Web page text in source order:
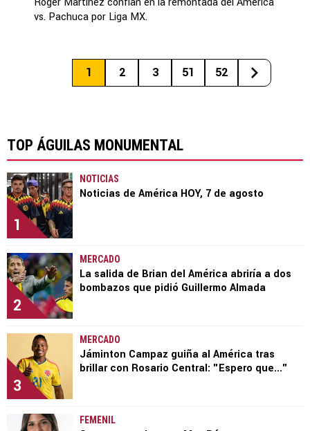
vs. Pachuca por Liga MX.
1 2 3 51 52
TOP ÁGUILAS MONUMENTAL
1
NOTICIAS
Noticias de América HOY, 7 de agosto
2
MERCADO
La salida de Brian del América abriría a dos
bombazos que pidió Guillermo Almada
3
MERCADO
Jáminton Campaz guiña al América tras
brillar con Rosario Central: "Espero que..."
FEMENIL